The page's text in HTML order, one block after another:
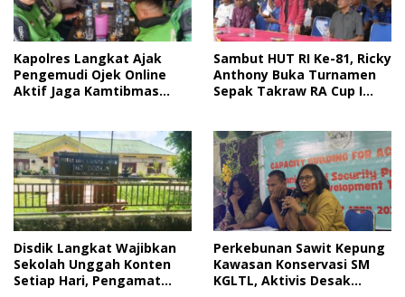
Kapolres Langkat Ajak
Pengemudi Ojek Online
Aktif Jaga Kamtibmas
Sambut HUT RI Ke-81, Ricky
Anthony Buka Turnamen
Sepak Takraw RA Cup I
Disdik Langkat Wajibkan
Sekolah Unggah Konten
Setiap Hari, Pengamat
Perkebunan Sawit Kepung
Kawasan Konservasi SM
KGLTL, Aktivis Desak